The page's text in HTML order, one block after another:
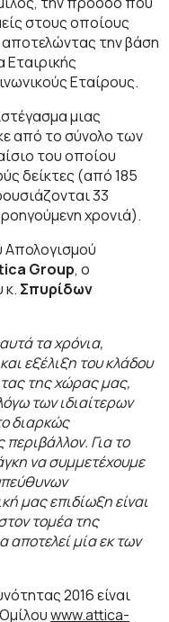
στους οποίους
την βάση
Εταιρικής
Εταίρους.
μιας
από το σύνολο των
του οποίου
δείκτες (από 185
33
χρονιά).
Απολογισμού
Group, ο
κ. Σπυρίδων
τα χρόνια,
εξέλιξη του κλάδου
της χώρας μας,
των ιδιαίτερων
διαρκώς
Για το
να συμμετέχουμε
μας επιδίωξη είναι
τομέα της
αποτελεί μία εκ των
2016 είναι
www.attica-